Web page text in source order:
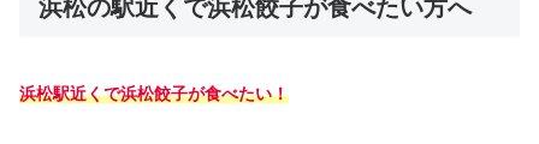
浜松の駅近くで浜松餃子が食べたい方へ
浜松駅近くで浜松餃子が食べたい！